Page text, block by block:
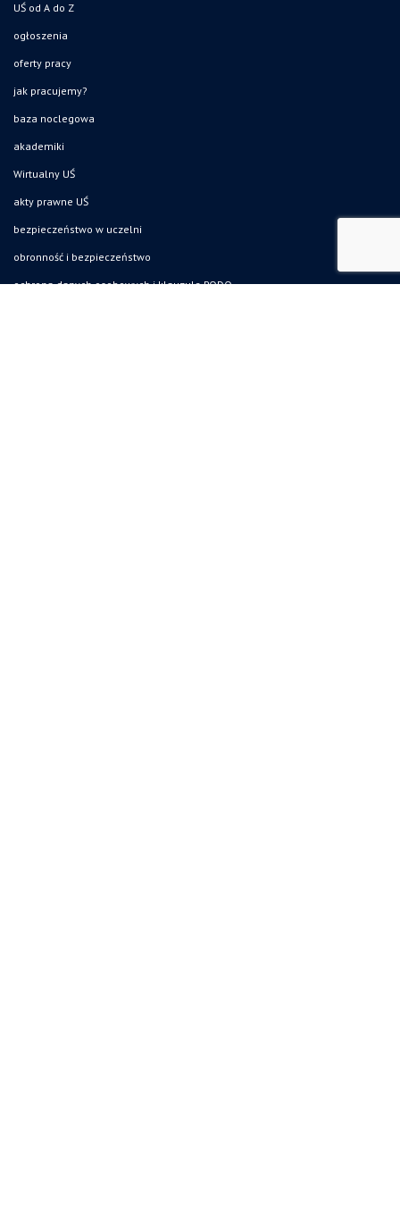
UŚ od A do Z
ogłoszenia
oferty pracy
jak pracujemy?
baza noclegowa
akademiki
Wirtualny UŚ
akty prawne UŚ
bezpieczeństwo w uczelni
obronność i bezpieczeństwo
ochrona danych osobowych i klauzule RODO